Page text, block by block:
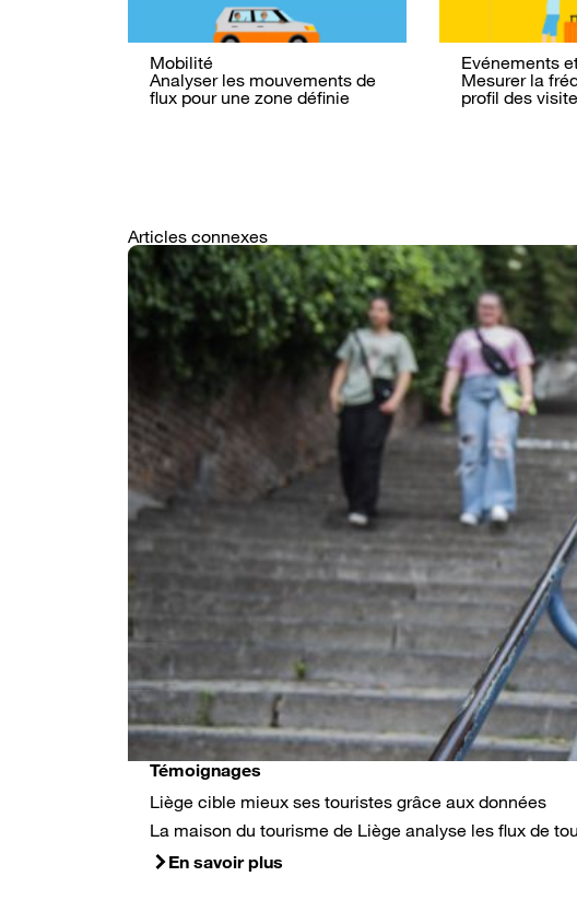
Mobilité
Analyser les mouvements de
flux pour une zone définie
Evénements
Mesurer la
profil des
Articles connexes
Témoignages
Liège cible mieux ses touristes grâce aux données
La maison du tourisme de Liège analyse les flux de
En savoir plus